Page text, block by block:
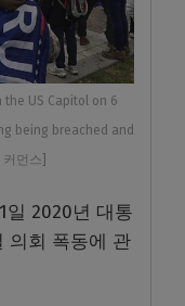
US Capitol on 6
being breached and
먼스]
일 2020년 대통
의회 폭동에 관